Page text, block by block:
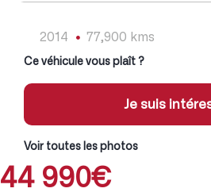
2014 77,900 kms
Ce véhicule vous plaît ?
Je suis
Voir toutes les photos
44 990€